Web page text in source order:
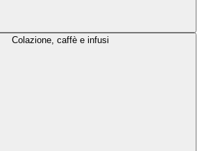
Colazione, caffè e infusi